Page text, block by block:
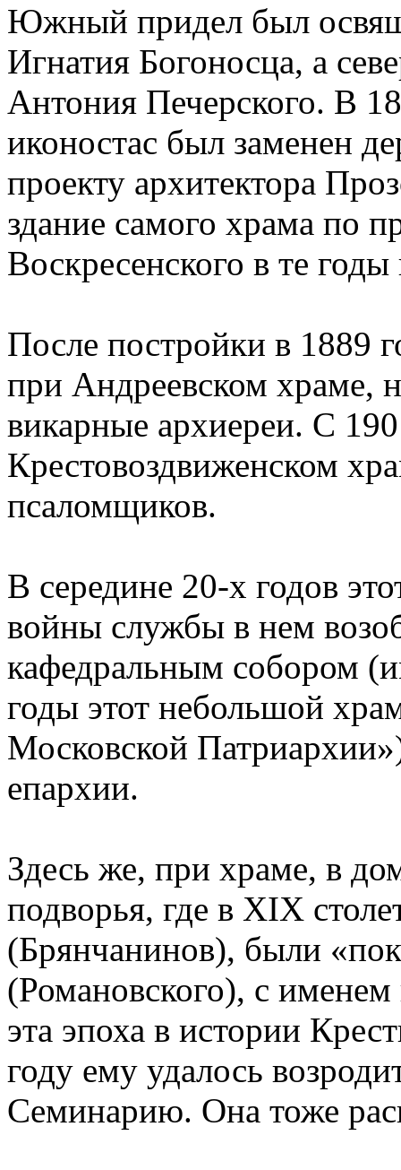
Южный придел был
Игнатия Богоносца, а
Антония Печерского. В
иконостас был заменен
проекту архитектора
здание самого храма по
Воскресенского в те годы
После постройки в 1889
при Андреевском храме,
викарные архиереи. С
Крестовоздвиженском
псаломщиков.
В середине 20-х годов
войны службы в нем
кафедральным собором
годы этот небольшой
Московской
епархии.
Здесь же, при храме, в
подворья, где в XIX
(Брянчанинов), были
(Романовского), с именем
эта эпоха в истории
году ему удалось
Семинарию. Она тоже